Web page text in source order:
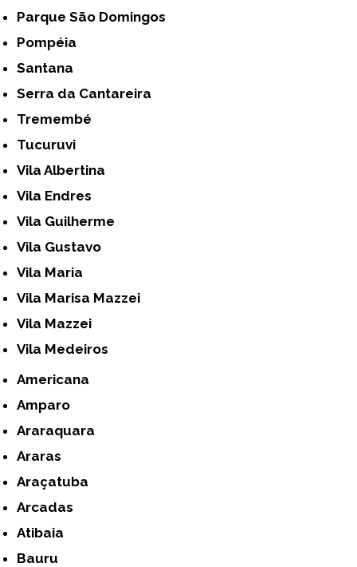
Parque São Domingos
Pompéia
Santana
Serra da Cantareira
Tremembé
Tucuruvi
Vila Albertina
Vila Endres
Vila Guilherme
Vila Gustavo
Vila Maria
Vila Marisa Mazzei
Vila Mazzei
Vila Medeiros
Americana
Amparo
Araraquara
Araras
Araçatuba
Arcadas
Atibaia
Bauru